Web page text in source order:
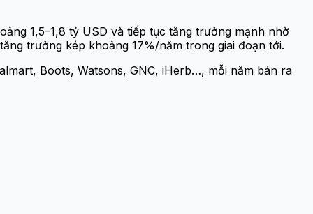
1,5–1,8 tỷ USD và tiếp tục tăng trưởng mạnh nhờ
trưởng kép khoảng 17%/năm trong giai đoạn tới.
Boots, Watsons, GNC, iHerb…, mỗi năm bán ra